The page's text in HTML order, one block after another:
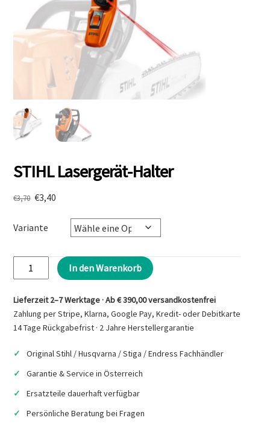
STIHL Lasergerät-Halter
€3,70 Ursprünglicher
war:
€3,40
€3,40.
Variante
STIHL
Lasergerät-
Halter
Menge
In den Warenkorb
Lieferzeit 2–7 Werktage · Ab € 390,00 versandkostenfrei
Zahlung per Stripe, Klarna, Google Pay, Kredit- oder Debitkarte
14 Tage Rückgabefrist · 2 Jahre Herstellergarantie
Original Stihl / Husqvarna / Stiga / Endress Fachhändler
Garantie & Service in Österreich
Ersatzteile dauerhaft verfügbar
Persönliche Beratung bei Fragen